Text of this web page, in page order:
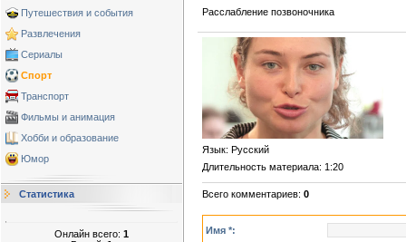
Путешествия и события
Развлечения
Сериалы
Спорт
Транспорт
Фильмы и анимация
Хобби и образование
Юмор
Статистика
Онлайн всего: 1
Расслабление позвоночника
Язык: Русский
Длительность материала: 1:20
Всего комментариев: 0
Имя *: